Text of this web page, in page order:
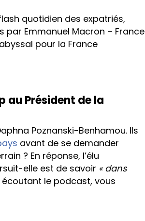
quotidien des expatriés,
par Emmanuel Macron – France
pour la France
au Président de la
Poznanski-Benhamou. Ils
avant de se demander
? En réponse, l’élu
elle est de savoir « dans
écoutant le podcast, vous